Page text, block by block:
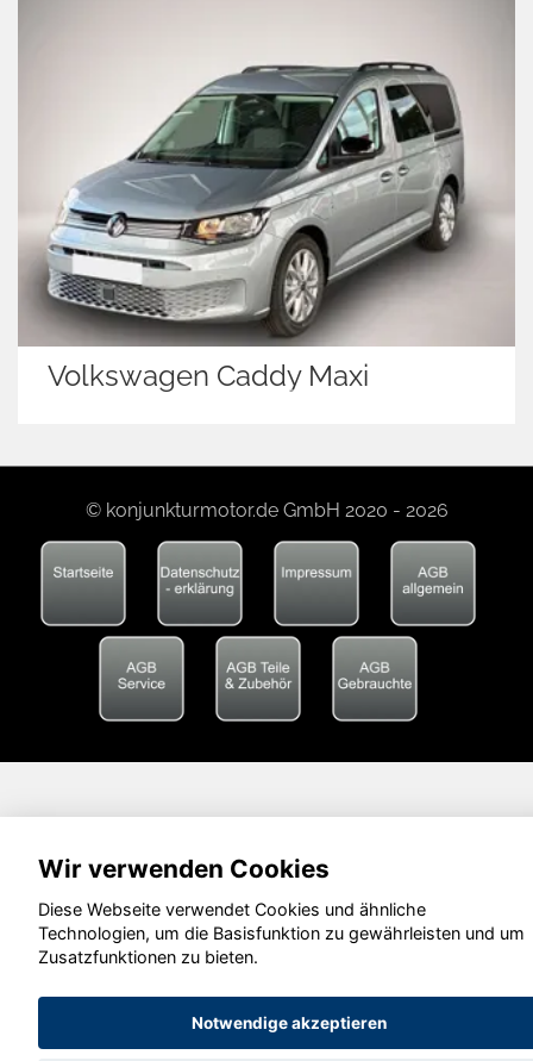
Caddy Maxi Skoda Fabia
© konjunkturmotor.de GmbH 2020 - 2026
Wir verwenden Cookies
Diese Webseite verwendet Cookies und ähnliche
Technologien, um die Basisfunktion zu gewährleisten und um
Zusatzfunktionen zu bieten.
Notwendige akzeptieren